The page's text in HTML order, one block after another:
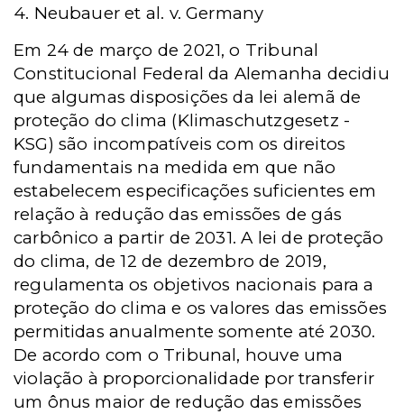
4. Neubauer et al. v. Germany
Em 24 de março de 2021, o Tribunal
Constitucional Federal da Alemanha decidiu
que algumas disposições da lei alemã de
proteção do clima (Klimaschutzgesetz -
KSG) são incompatíveis com os direitos
fundamentais na medida em que não
estabelecem especificações suficientes em
relação à redução das emissões de gás
carbônico a partir de 2031. A lei de proteção
do clima, de 12 de dezembro de 2019,
regulamenta os objetivos nacionais para a
proteção do clima e os valores das emissões
permitidas anualmente somente até 2030.
De acordo com o Tribunal, houve uma
violação à proporcionalidade por transferir
um ônus maior de redução das emissões